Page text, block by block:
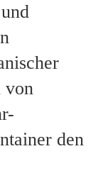
von
den